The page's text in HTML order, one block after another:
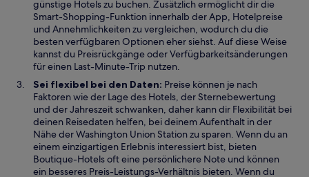
günstige Hotels zu buchen. Zusätzlich ermöglicht dir die
Smart-Shopping-Funktion innerhalb der App, Hotelpreise
und Annehmlichkeiten zu vergleichen, wodurch du die
besten verfügbaren Optionen eher siehst. Auf diese Weise
kannst du Preisrückgänge oder Verfügbarkeitsänderungen
für einen Last-Minute-Trip nutzen.
Sei flexibel bei den Daten: Preise können je nach
Faktoren wie der Lage des Hotels, der Sternebewertung
und der Jahreszeit schwanken, daher kann dir Flexibilität bei
deinen Reisedaten helfen, bei deinem Aufenthalt in der
Nähe der Washington Union Station zu sparen. Wenn du an
einem einzigartigen Erlebnis interessiert bist, bieten
Boutique-Hotels oft eine persönlichere Note und können
ein besseres Preis-Leistungs-Verhältnis bieten. Wenn du